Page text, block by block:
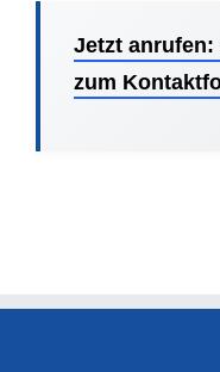
Jetzt anrufen:
zum